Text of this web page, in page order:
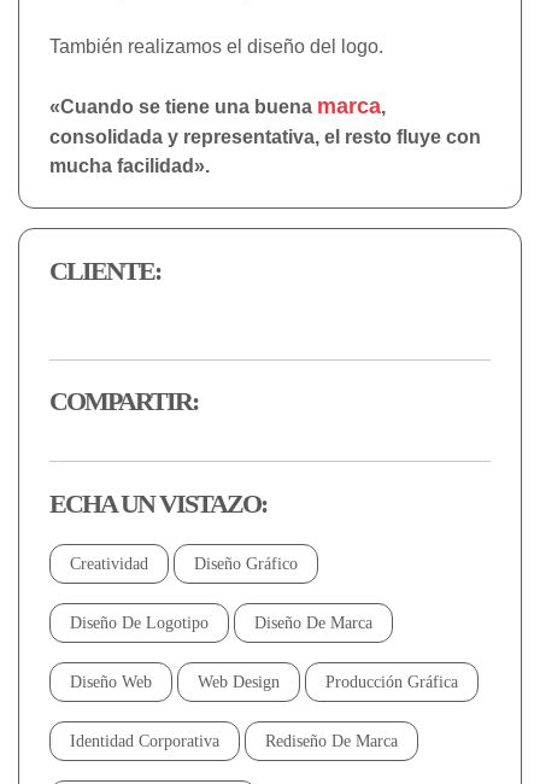
También realizamos el diseño del logo.
«Cuando se tiene una buena marca,
consolidada y representativa, el resto fluye con
mucha facilidad».
CLIENTE:
COMPARTIR:
ECHA UN VISTAZO:
Creatividad Diseño Gráfico
Diseño De Logotipo Diseño De Marca
Diseño Web Web Design Producción Gráfica
Identidad Corporativa Rediseño De Marca